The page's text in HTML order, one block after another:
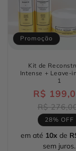
Promoção
Kit de
Intense + Leave-
1
R$
R$
28% OFF
em até 10xde
sem juros.